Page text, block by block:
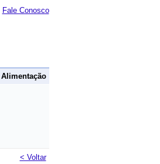
Fale Conosco
Alimentação
< Voltar